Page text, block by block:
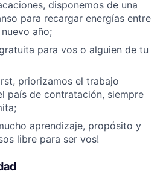
disponemos de una
para recargar energías entre
año;
para vos o alguien de tu
priorizamos el trabajo
país de contratación, siempre
aprendizaje, propósito y
libre para ser vos!